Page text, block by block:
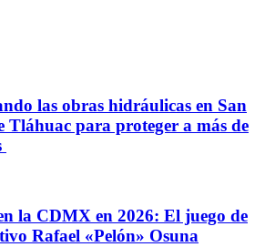
las obras hidráulicas en San
Tláhuac para proteger a más de
la CDMX en 2026: El juego de
Rafael «Pelón» Osuna